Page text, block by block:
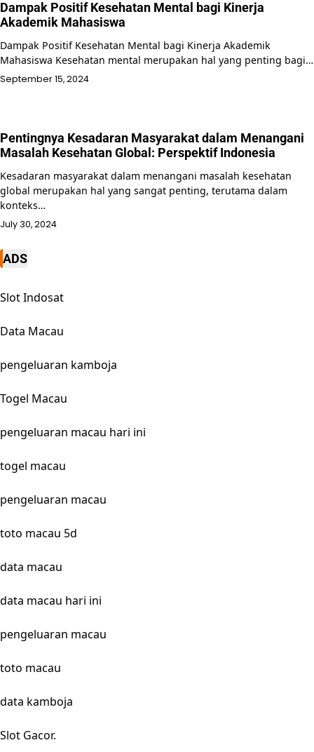
Dampak Positif Kesehatan Mental bagi Kinerja
Akademik Mahasiswa
Dampak Positif Kesehatan Mental bagi Kinerja Akademik
Mahasiswa Kesehatan mental merupakan hal yang penting bagi…
September 15, 2024
Pentingnya Kesadaran Masyarakat dalam Menangani
Masalah Kesehatan Global: Perspektif Indonesia
Kesadaran masyarakat dalam menangani masalah kesehatan
global merupakan hal yang sangat penting, terutama dalam
konteks…
July 30, 2024
ADS
Slot Indosat
Data Macau
pengeluaran kamboja
Togel Macau
pengeluaran macau hari ini
togel macau
pengeluaran macau
toto macau 5d
data macau
data macau hari ini
pengeluaran macau
toto macau
data kamboja
Slot Gacor.